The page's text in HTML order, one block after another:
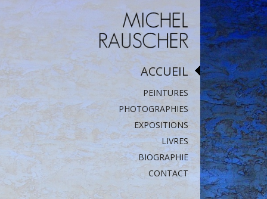
ACCUEIL
PEINTURES
PHOTOGRAPHIES
EXPOSITIONS
LIVRES
BIOGRAPHIE
CONTACT